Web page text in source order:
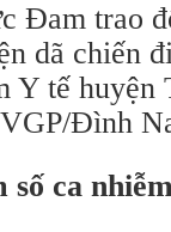
Đam trao
dã chiến
tế huyện
Đình
ca